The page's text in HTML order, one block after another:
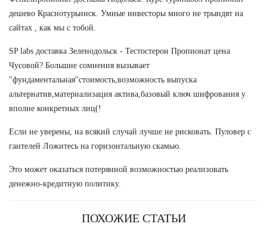
дешево Краснотурьинск. Умные инвесторы много не трындят на
сайтах , как мы с тобой.
SP labs доставка Зеленодольск - Тестостерон Пропионат цена
Чусовой? Большие сомнения вызывает
"фундаментальная"стоимость,возможность выпуска
альтернатив,материализация актива,базовый ключ шифрования у
вполне конкретных лиц(!
Если не уверены, на всякий случай лучше не рисковать. Пуловер с
гантелей Ложитесь на горизонтальную скамью.
Это может оказаться потерянной возможностью реализовать
денежно-кредитную политику.
ПОХОЖИЕ СТАТЬИ